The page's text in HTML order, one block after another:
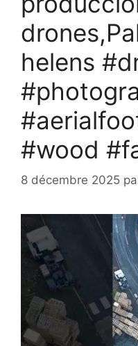
helens
#wood
8 décembre 2025